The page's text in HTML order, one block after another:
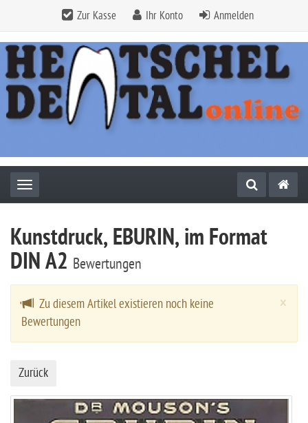
Zur Kasse Ihr Konto Anmelden
Toggle navigation
Kunstdruck, EBURIN, im Format
DIN A2 Bewertungen
×
Zu diesem Artikel existieren noch keine
Bewertungen
Zurück